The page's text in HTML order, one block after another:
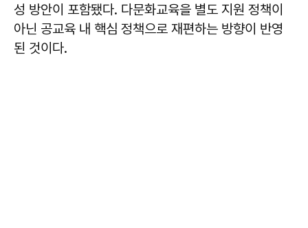
성 방안이 포함됐다. 다문화교육을 별도 지원 정책이
아닌 공교육 내 핵심 정책으로 재편하는 방향이 반영
된 것이다.